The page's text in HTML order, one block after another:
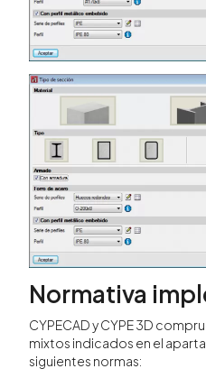
Normativa
CYPECAD y CYPE 3D
mixtos indicados en el
siguientes normas: